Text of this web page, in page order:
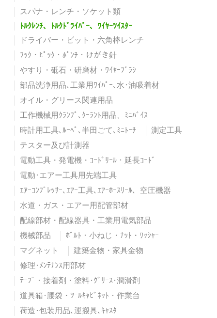
スパナ・レンチ・ソケット類
ﾄﾙｸﾚﾝﾁ、ﾄﾙｸﾄﾞﾗｲﾊﾞｰ、ﾜｲﾔｰﾂｲｽﾀｰ
ドライバー・ビット・六角棒レンチ
ﾌｯｸ・ﾋﾟｯｸ・ﾎﾟﾝﾁ・けがき針
やすり・砥石・研磨材・ﾜｲﾔｰﾌﾞﾗｼ
部品洗浄用品､工業用ﾜｲﾊﾟｰ､水･油吸着材
オイル・グリース関連用品
工作機械用ｸﾗﾝﾌﾟ､ｸｰﾗﾝﾄ用品、ﾐﾆﾊﾞｲｽ
時計用工具､ﾙｰﾍﾟ､半田ごて､ﾐﾆﾄｰﾁ
測定工具
テスター及び計測器
電動工具・発電機・ｺｰﾄﾞﾘｰﾙ・延長ｺｰﾄﾞ
電動･エアー工具用先端工具
ｴｱｰｺﾝﾌﾟﾚｯｻｰ､ｴｱｰ工具､ｴｱｰﾎｰｽﾘｰﾙ、空圧機器
水道・ガス・エアー用配管部材
配線部材・配線器具・工業用電気部品
機械部品
ﾎﾞﾙﾄ・小ねじ・ﾅｯﾄ・ﾜｯｼｬｰ
マグネット
建築金物・家具金物
修理･ﾒﾝﾃﾅﾝｽ用部材
ﾃｰﾌﾟ・接着剤・塗料･ｸﾞﾘｰｽ･潤滑剤
道具箱･腰袋・ﾂｰﾙｷｬﾋﾞﾈｯﾄ・作業台
荷造･包装用品､運搬具､ｷｬｽﾀｰ